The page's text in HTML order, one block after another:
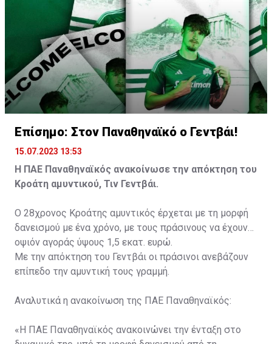
αποτελεί αποστρατικοποιημένη ζώνη.
Επίσημο: Στον Παναθηναϊκό ο Γεντβάι!
15.07.2023 13:53
Η ΠΑΕ Παναθηναϊκός ανακοίνωσε την απόκτηση του
Κροάτη αμυντικού, Τιν Γεντβάι.
Ο 28χρονος Κροάτης αμυντικός έρχεται με τη μορφή
δανεισμού με ένα χρόνο, με τους πράσινους να έχουν
οψιόν αγοράς ύψους 1,5 εκατ. ευρώ.
Με την απόκτηση του Γεντβάι οι πράσινοι ανεβάζουν
επίπεδο την αμυντική τους γραμμή.
Αναλυτικά η ανακοίνωση της ΠΑΕ Παναθηναϊκός:
«Η ΠΑΕ Παναθηναϊκός ανακοινώνει την ένταξη στο